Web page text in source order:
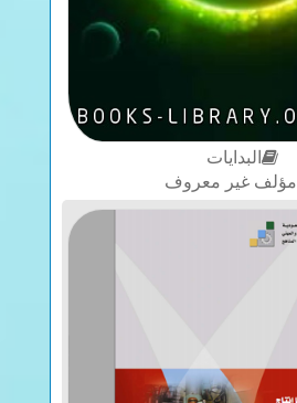
البدايات
مؤلف غير معروف